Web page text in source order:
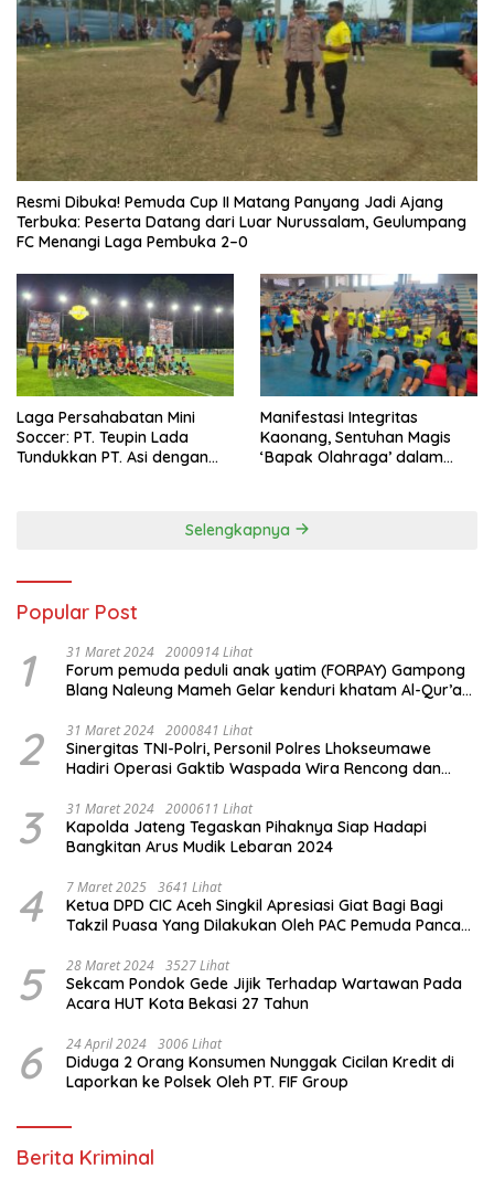
Resmi Dibuka! Pemuda Cup II Matang Panyang Jadi Ajang
Terbuka: Peserta Datang dari Luar Nurussalam, Geulumpang
FC Menangi Laga Pembuka 2–0
Laga Persahabatan Mini
Soccer: PT. Teupin Lada
Tundukkan PT. Asi dengan
Manifestasi Integritas
Kaonang, Sentuhan Magis
‘Bapak Olahraga’ dalam
Selengkapnya
Popular Post
1 31 Maret 2024 2000914 Lihat
Forum pemuda peduli anak yatim (FORPAY) Gampong
Blang Naleung Mameh Gelar kenduri khatam Al-Qur’an
2 31 Maret 2024 2000841 Lihat
Sinergitas TNI-Polri, Personil Polres Lhokseumawe
Hadiri Operasi Gaktib Waspada Wira Rencong dan
3 31 Maret 2024 2000611 Lihat
Kapolda Jateng Tegaskan Pihaknya Siap Hadapi
Bangkitan Arus Mudik Lebaran 2024
4 7 Maret 2025 3641 Lihat
Ketua DPD CIC Aceh Singkil Apresiasi Giat Bagi Bagi
Takzil Puasa Yang Dilakukan Oleh PAC Pemuda Panca
Meriah Kabupaten Aceh Singkil
5 28 Maret 2024 3527 Lihat
Sekcam Pondok Gede Jijik Terhadap Wartawan Pada
Acara HUT Kota Bekasi 27 Tahun
6 24 April 2024 3006 Lihat
Diduga 2 Orang Konsumen Nunggak Cicilan Kredit di
Laporkan ke Polsek Oleh PT. FIF Group
Berita Kriminal